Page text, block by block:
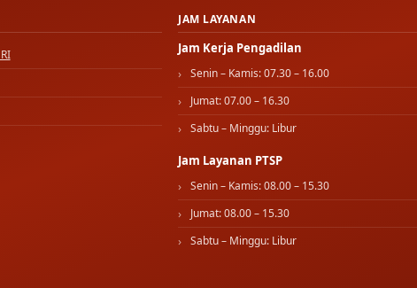
JAM LAYANAN
Jam Kerja Pengadilan
Senin – Kamis: 07.30 – 16.00
Jumat: 07.00 – 16.30
Sabtu – Minggu: Libur
Jam Layanan PTSP
Senin – Kamis: 08.00 – 15.30
Jumat: 08.00 – 15.30
Sabtu – Minggu: Libur